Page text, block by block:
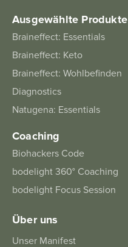
Ausgewählte Produkte
Braineffect: Essentials
Braineffect: Keto
Braineffect: Wohlbefinden
Diagnostics
Natugena: Essentials
Coaching
Biohackers Code
bodelight 360° Coaching
bodelight Focus Session
Über uns
Unser Manifest